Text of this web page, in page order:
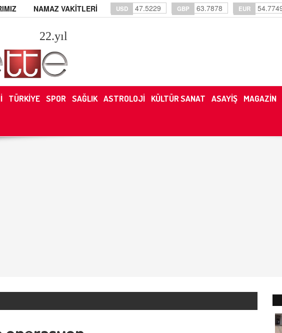
NAMAZ VAKİTLERİ USD 47.5229 GBP 63.7878 EUR
22.yıl
TÜRKİYE SPOR SAĞLIK ASTROLOJİ KÜLTÜR SANAT ASAYİŞ MAGAZİN